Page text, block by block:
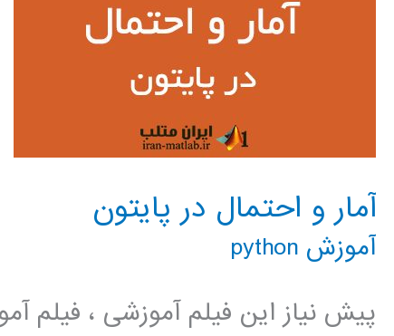
آمار و احتمال در پایتون
آموزش python
پیش نیاز این فیلم آموزشی ، فیلم